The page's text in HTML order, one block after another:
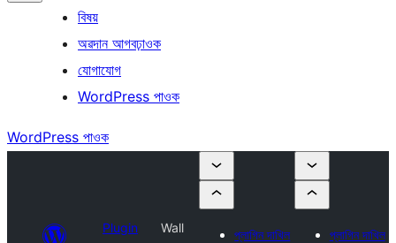
বিষয়
অৱদান আগবঢ়াওক
যোগাযোগ
WordPress পাওক
WordPress পাওক
Plugin
Wall
প্লাগিন দাখিল
প্লাগিন দাখিল